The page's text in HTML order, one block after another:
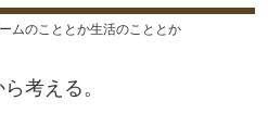
ムのこととか生活のこととか
考える。